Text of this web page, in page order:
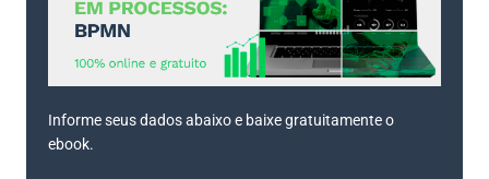
Informe seus dados abaixo e baixe gratuitamente o
ebook.